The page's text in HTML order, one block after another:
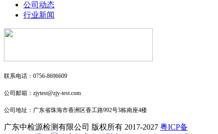
公司动态
行业新闻
联系电话：0756-8696609
公司邮箱：zjytest@zjy-test.com
公司地址：广东省珠海市香洲区香工路992号3栋南座4楼
广东中检源检测有限公司 版权所有 2017-2027 粤ICP备